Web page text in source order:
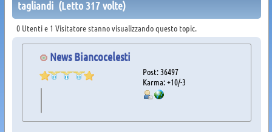
tagliandi (Letto 317 volte)
0 Utenti e 1 Visitatore stanno visualizzando questo topic.
News Biancocelesti
Post: 36497
Karma: +10/-3